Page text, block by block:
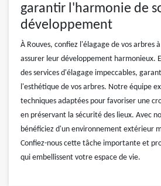
garantir l'harmonie de
développement
À Rouves, confiez l'élagage de vos arbres
assurer leur développement harmonieux.
des services d'élagage impeccables,
l'esthétique de vos arbres. Notre équipe
techniques adaptées pour favoriser une
en préservant la sécurité des lieux. Avec
bénéficiez d'un environnement extérieur
Confiez-nous cette tâche importante et
qui embellissent votre espace de vie.